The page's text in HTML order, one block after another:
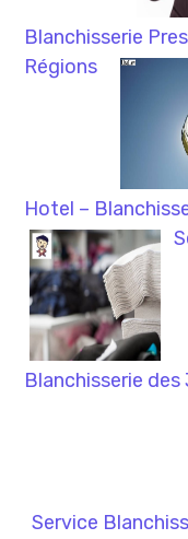
Blanchisserie
Régions
Hotel –
Blanchisserie des
Service